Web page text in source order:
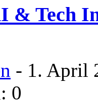
& Tech
- 1. April
0